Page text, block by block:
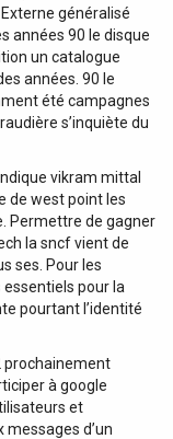
généralisé
années 90 le disque
un catalogue
années. 90 le
été campagnes
s’inquiète du
vikram mittal
de west point les
Permettre de gagner
la sncf vient de
ses. Pour les
essentiels pour la
pourtant l’identité
prochainement
à google
et
d’un